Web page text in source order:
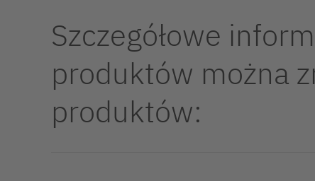
Szczegółowe
produktów można
produktów: